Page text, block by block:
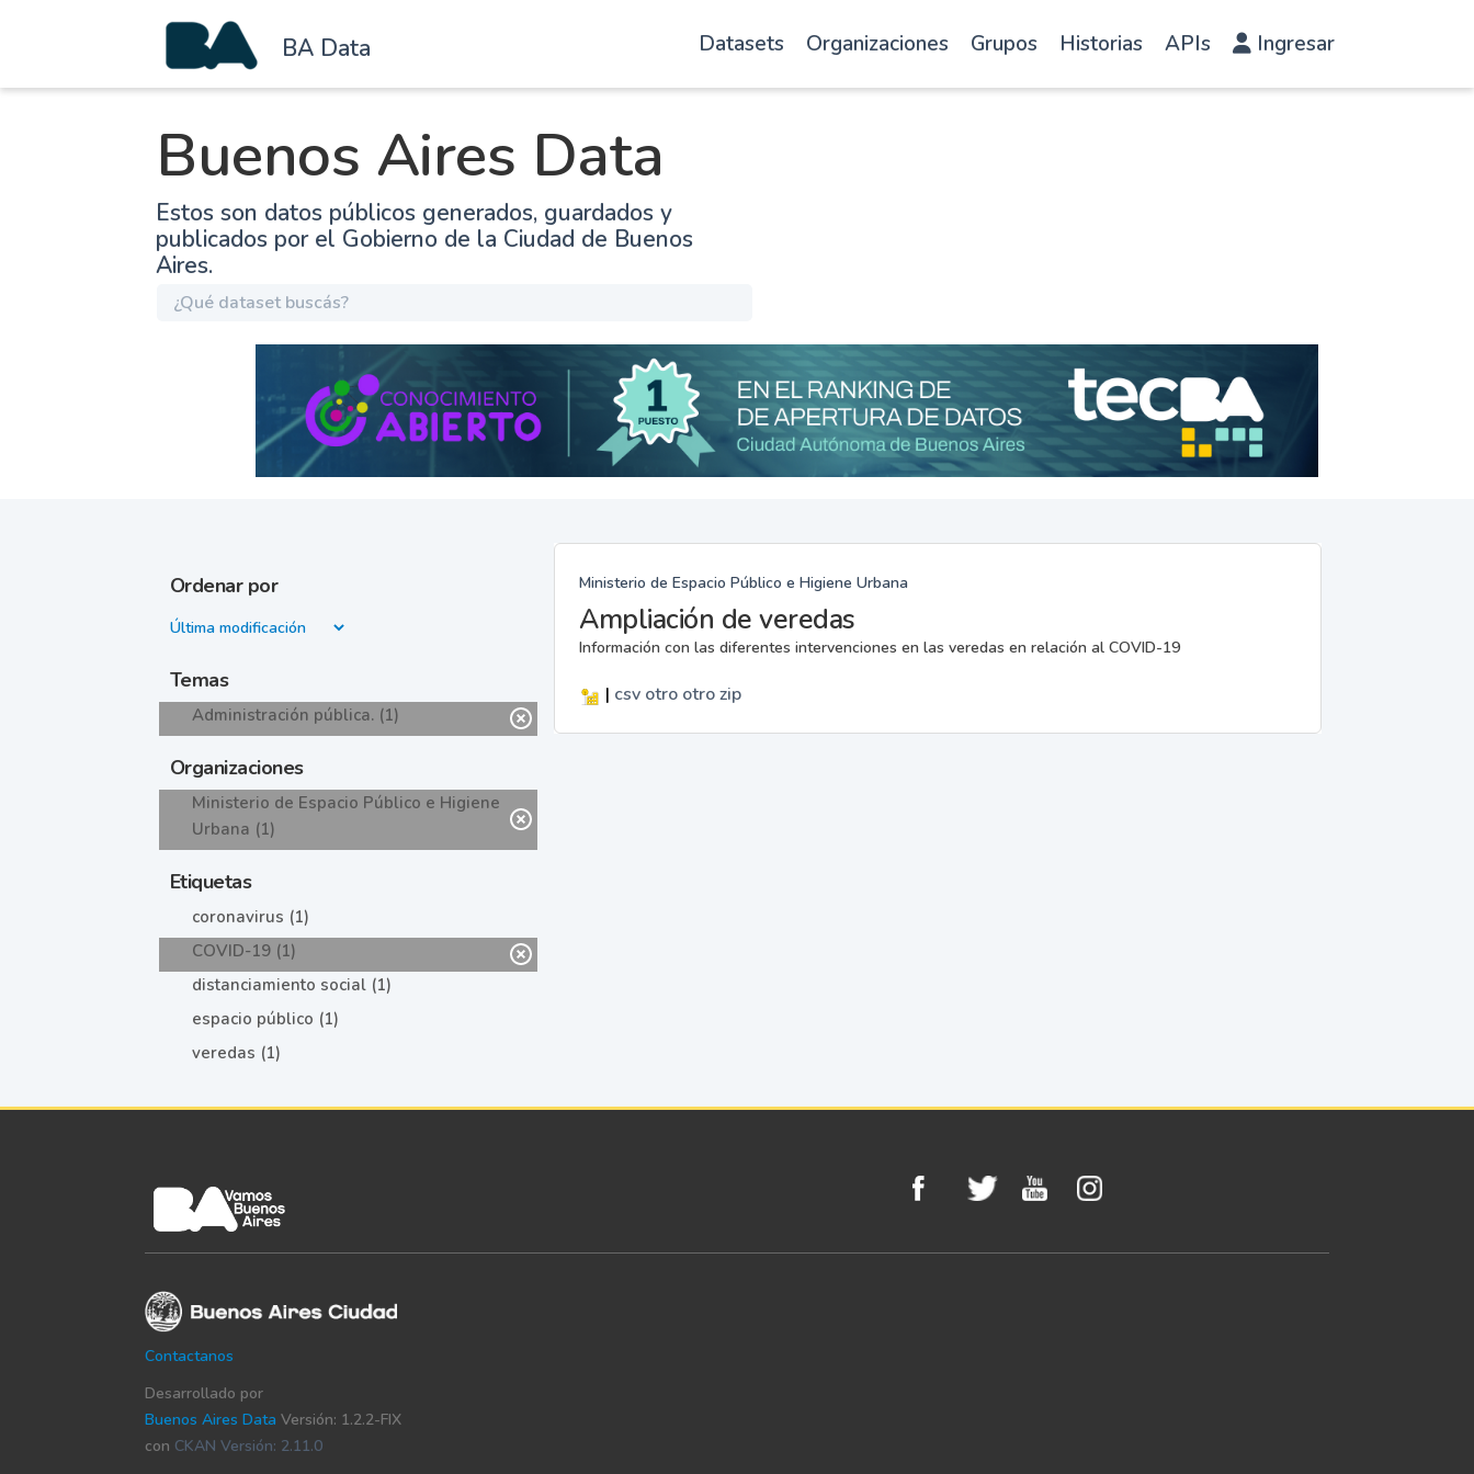
BA Data Datasets Organizaciones Grupos Historias APIs Ingresar
Buenos Aires Data
Estos son datos públicos generados, guardados y
publicados por el Gobierno de la Ciudad de Buenos
Aires.
Ordenar por
Temas
Administración pública. (1)
Organizaciones
Ministerio de Espacio Público e Higiene
Urbana (1)
Etiquetas
coronavirus (1)
COVID-19 (1)
distanciamiento social (1)
espacio público (1)
veredas (1)
Ministerio de Espacio Público e Higiene Urbana
Ampliación de veredas
Información con las diferentes intervenciones en las veredas en relación al COVID-19
| csv otro otrozip
Contactanos
Desarrollado por
Buenos Aires Data Versión: 1.2.2-FIX
con CKAN Versión: 2.11.0